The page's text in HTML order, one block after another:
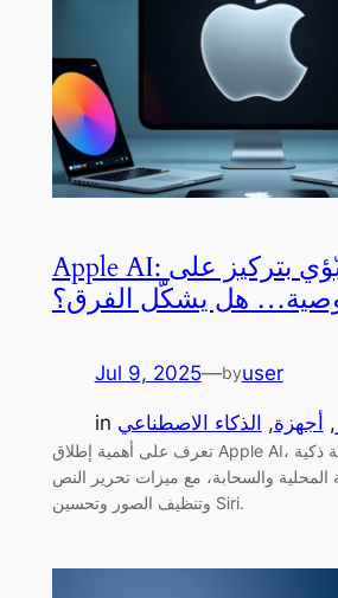
Apple AI: ذكاء تنبّؤي بتركيز على
هل يشكّل الفرق؟
Jul 9, 2025—byuser
in , أجهزة, الذكاء الاصطناعي
تعرف على أهمية إطلاق Apple AI، وكيف يقدّم تجربة ذكية
المحلية والسحابة، مع ميزات تحرير النص
وتنظيف الصور وتحسين Siri.